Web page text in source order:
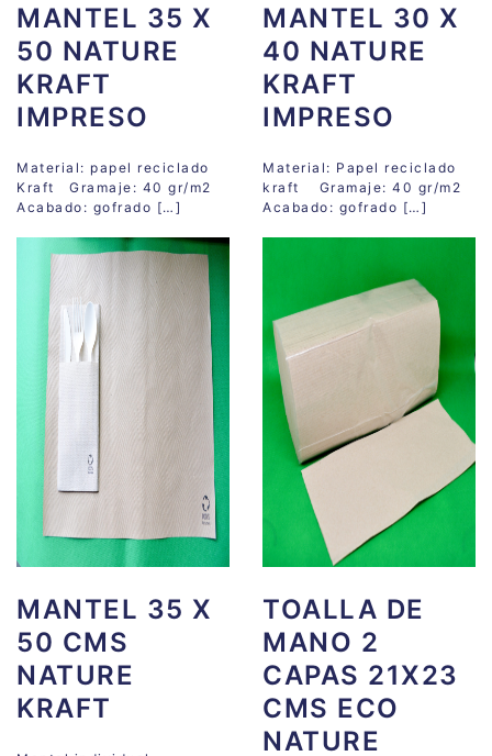
MANTEL 35 X
50 NATURE
KRAFT
IMPRESO
Material: papel reciclado
Kraft Gramaje: 40 gr/m2
Acabado: gofrado […]
MANTEL 30 X
40 NATURE
KRAFT
IMPRESO
Material: Papel reciclado
kraft Gramaje: 40 gr/m2
Acabado: gofrado […]
MANTEL 35 X
50 CMS
NATURE
KRAFT
TOALLA DE
MANO 2
CAPAS 21X23
CMS ECO
NATURE